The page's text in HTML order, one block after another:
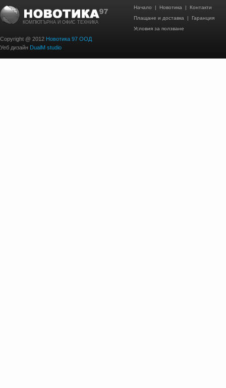
КОМПЮТЪРНА И ОФИС ТЕХНИКА
Copyright @ 2012 Новотика 97 ООД
Уеб дизайн DualM studio
Начало | Новотика | Контакти
Плащане и доставка | Гаранция
Условия за ползване